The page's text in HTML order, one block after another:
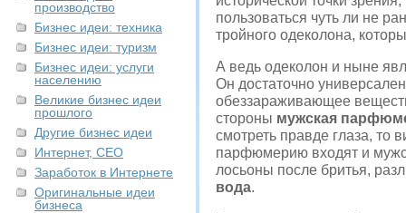
производство
Бизнес идеи: техника
Бизнес идеи: туризм
Бизнес идеи: услуги
населению
Великие бизнес идеи
прошлого
Другие бизнес идеи
Интернет, СЕО
Заработок в Интернете
Оригинальные идеи
бизнеса
пользоваться чуть ли не
тройного одеколона,
А ведь одеколон и ныне
Он достаточно
обеззараживающее
стороны мужская
смотреть правде глаза,
парфюмерию входят и
лосьоны после бритья,
вода.